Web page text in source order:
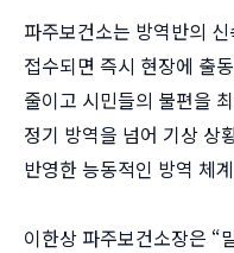
파주보건소는 방역반의
접수되면 즉시 현장에 출
줄이고 시민들의 불편을
정기 방역을 넘어 기상 상
반영한 능동적인 방역 체
이한상 파주보건소장은 “